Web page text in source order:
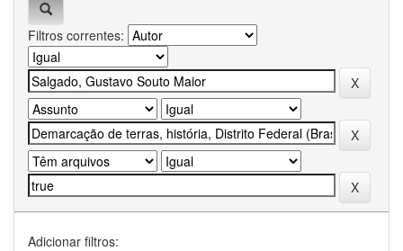
Filtros correntes:
Adicionar filtros: